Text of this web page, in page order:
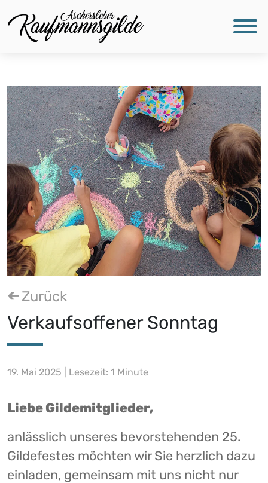
Zurück
Verkaufsoffener Sonntag
19. Mai 2025 | Lesezeit: 1 Minute
Liebe Gildemitglieder,
anlässlich unseres bevorstehenden 25.
Gildefestes möchten wir Sie herzlich dazu
einladen, gemeinsam mit uns nicht nur